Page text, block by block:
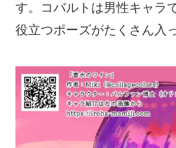
す。コバルトは男性キャラ
役立つポーズがたくさん入